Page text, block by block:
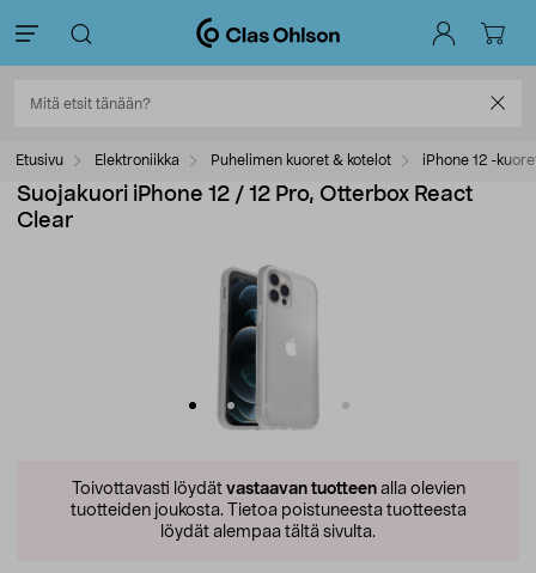
Etusivu Elektroniikka Puhelimen kuoret & kotelot iPhone 12 -
Suojakuori iPhone 12 / 12 Pro, Otterbox React
Clear
Toivottavasti löydät vastaavan tuotteenalla olevien
tuotteiden joukosta. Tietoa poistuneesta tuotteesta
löydät alempaa tältä sivulta.